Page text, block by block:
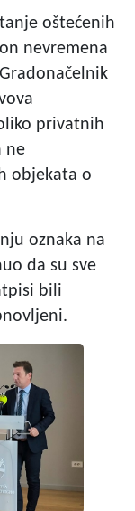
oštećenih
nevremena
privatnih
ne
objekata o
oznaka na
da su sve
bili